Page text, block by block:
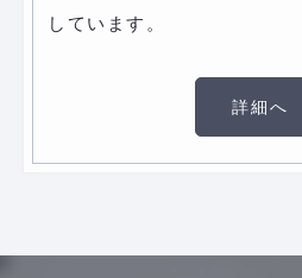
しています。
詳細へ